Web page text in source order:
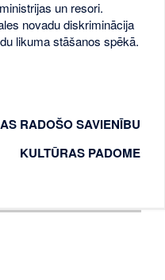
un resori.
novadu diskriminācija
likuma stāšanos spēkā.
RADOŠO SAVIENĪBU
KULTŪRAS PADOME